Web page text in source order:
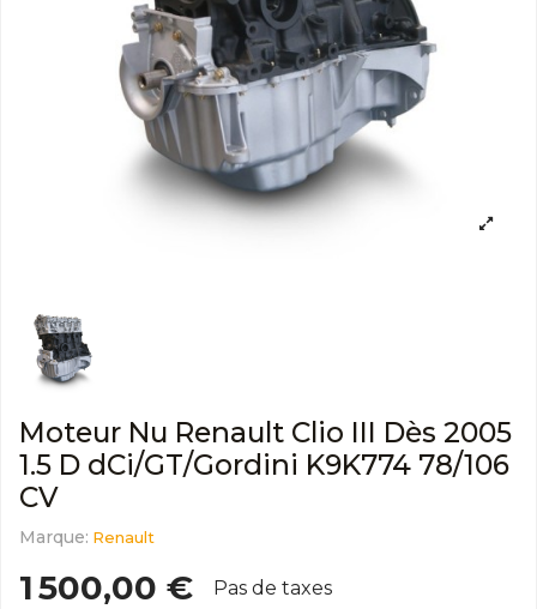
Moteur Nu Renault Clio III Dès 2005
1.5 D dCi/GT/Gordini K9K774 78/106
CV
Marque: Renault
1 500,00 € Pas de taxes